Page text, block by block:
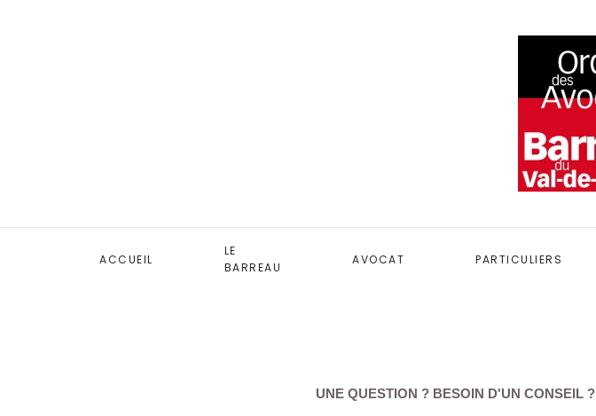
ACCUEIL
LE
BARREAU
AVOCAT PARTICULIERS
UNE QUESTION ? BESOIN D'UN CONSEIL ?